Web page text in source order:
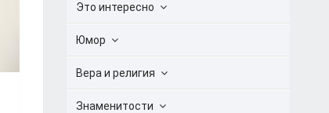
Это интересно
Юмор
Вера и религия
Знаменитости